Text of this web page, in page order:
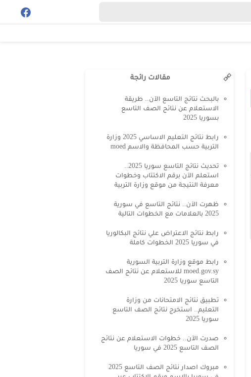
مقالات رائجة
بالبحث نتائج التاسع الآن.. طريقة
الاستعلام عن نتائج الصف التاسع
بسوريا 2025
رابط نتائج التعليم الاساسي 2025 وزارة
التربية حسب المحافظة والاسم moed
تحديث نتائج التاسع سوريا 2025..
استعلم الآن برقم الاكتتاب وخطوات
معرفة النتيجة من موقع وزارة التربية
ظهرت الآن.. نتائج التاسع في سورية
2025 بالعلامات مع الخطوات التالية
رابط نتائج الاعتراض علي نتائج البكالوريا
في سوريا 2025 الخطوات كاملة
رابط موقع وزارة التربية السورية
moed.gov.sy للاستعلام عن نتائج الصف
التاسع سوريا 2025
تطبيق نتائج الامتحانات من وزارة
التعليم.. استخرج نتائج الصف التاسع
سوريا 2025
صدرت الآن.. خطوات الاستعلام عن نتائج
الصف التاسع 2025 في سوريا
مبروك اصدار نتائج الصف التاسع 2025